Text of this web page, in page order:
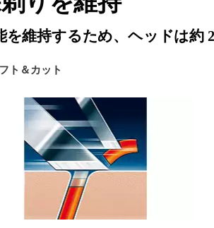
を維持するため、ヘッドは約
ト＆カット